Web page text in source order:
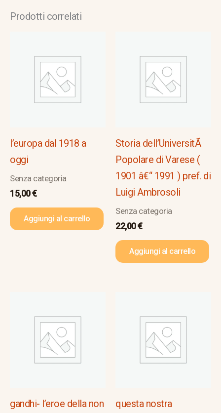
Prodotti correlati
l’europa dal 1918 a
oggi
Senza categoria
15,00€
Aggiungi al carrello
Storia dell’UniversitÃ
Popolare di Varese (
1901 â€“ 1991 ) pref. di
Luigi Ambrosoli
Senza categoria
22,00€
Aggiungi al carrello
gandhi- l’eroe della non
questa nostra